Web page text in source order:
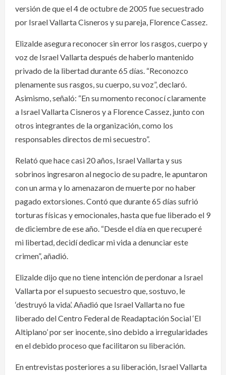
versión de que el 4 de octubre de 2005 fue secuestrado
por Israel Vallarta Cisneros y su pareja, Florence Cassez.
Elizalde asegura reconocer sin error los rasgos, cuerpo y
voz de Israel Vallarta después de haberlo mantenido
privado de la libertad durante 65 días. “Reconozco
plenamente sus rasgos, su cuerpo, su voz”, declaró.
Asimismo, señaló: “En su momento reconocí claramente
a Israel Vallarta Cisneros y a Florence Cassez, junto con
otros integrantes de la organización, como los
responsables directos de mi secuestro”.
Relató que hace casi 20 años, Israel Vallarta y sus
sobrinos ingresaron al negocio de su padre, le apuntaron
con un arma y lo amenazaron de muerte por no haber
pagado extorsiones. Contó que durante 65 días sufrió
torturas físicas y emocionales, hasta que fue liberado el 9
de diciembre de ese año. “Desde el día en que recuperé
mi libertad, decidí dedicar mi vida a denunciar este
crimen”, añadió.
Elizalde dijo que no tiene intención de perdonar a Israel
Vallarta por el supuesto secuestro que, sostuvo, le
‘destruyó la vida’. Añadió que Israel Vallarta no fue
liberado del Centro Federal de Readaptación Social ‘El
Altiplano’ por ser inocente, sino debido a irregularidades
en el debido proceso que facilitaron su liberación.
En entrevistas posteriores a su liberación, Israel Vallarta